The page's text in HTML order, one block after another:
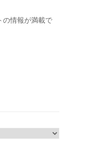
の情報が満載で